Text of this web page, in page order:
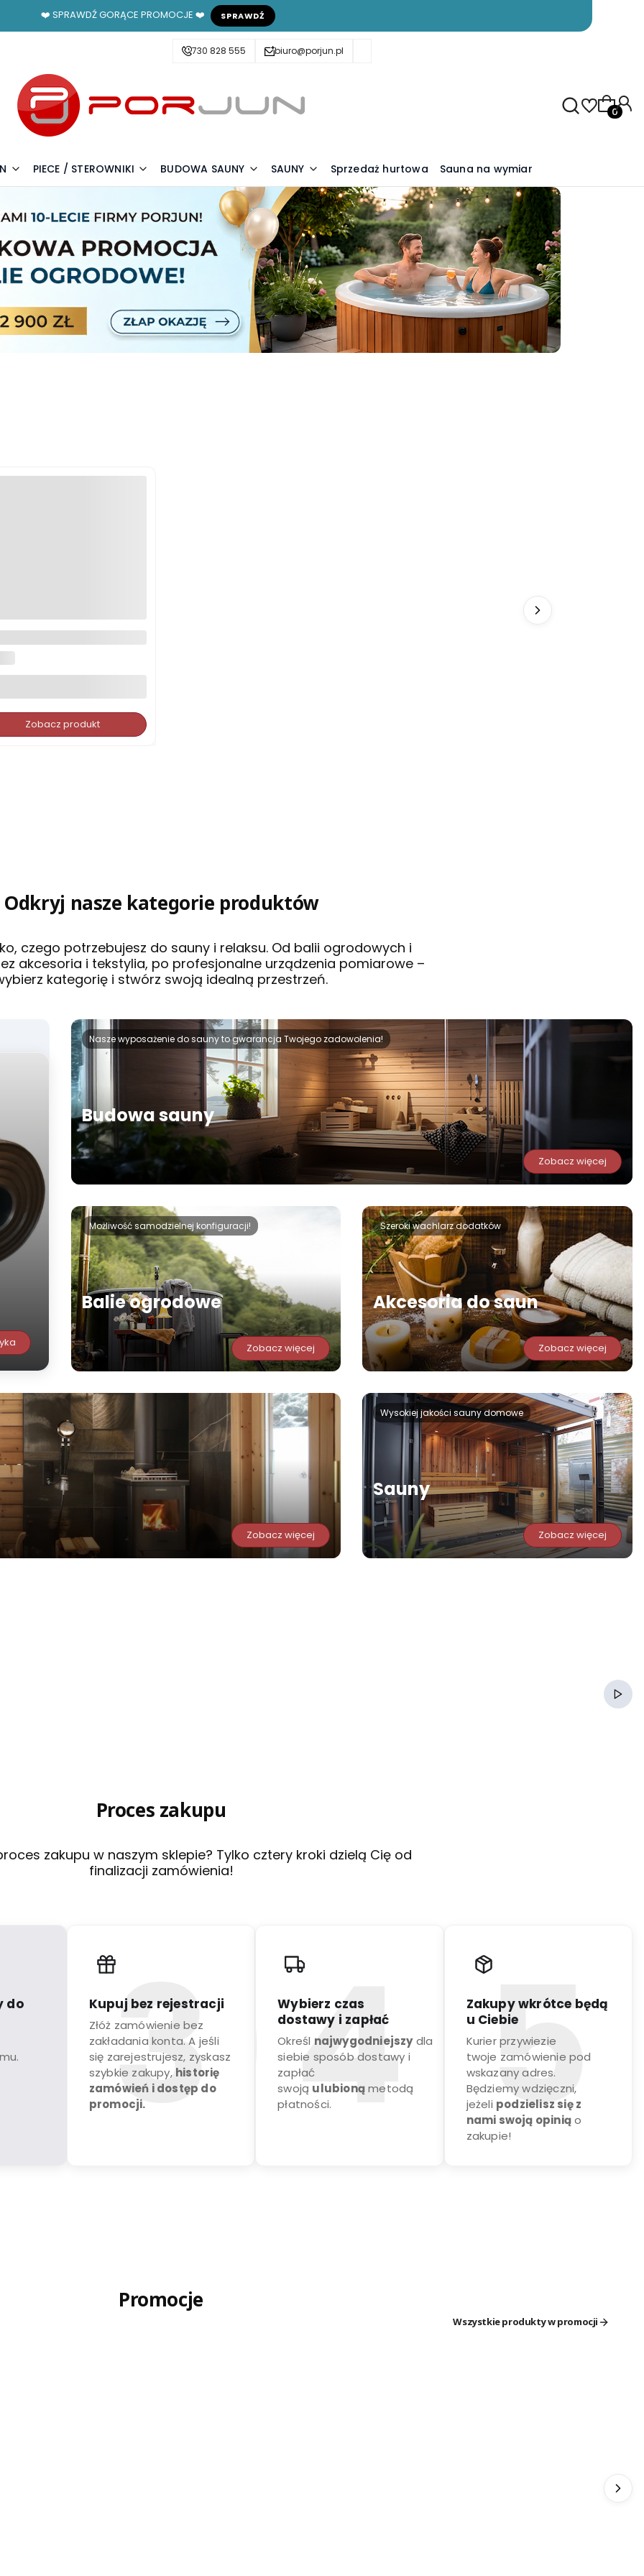
❤️ SPRAWDŹ GORĄCE PROMOCJE ❤️ SPRAWDŹ
730 828 555 biuro@porjun.pl
PIECE / STEROWNIKI BUDOWA SAUNY SAUNY Sprzedaż hurtowa Sauna na wymiar
typ 5 dowolny wymiar
Zobacz produkt
Odkryj nasze kategorie produktów
czego potrzebujesz do sauny i relaksu. Od balii ogrodowych i
akcesoria i tekstylia, po profesjonalne urządzenia pomiarowe –
kategorię i stwórz swoją idealną przestrzeń.
Budowa sauny
Nasze wyposażenie do sauny to gwarancja Twojego zadowolenia!
Zobacz więcej
Balie ogrodowe
Możliwość samodzielnej konfiguracji!
Zobacz więcej
Akcesoria do saun
Szeroki wachlarz dodatków
Zobacz więcej
Zobacz więcej
Sauny
Wysokiej jakości sauny domowe
Zobacz więcej
Proces zakupu
zakupu w naszym sklepie? Tylko cztery kroki dzielą Cię od
finalizacji zamówienia!
do
Kupuj bez rejestracji
Złóż zamówienie bez
zakładania konta. A jeśli
się zarejestrujesz, zyskasz
szybkie zakupy, historię
zamówień i dostęp do
promocji.
Wybierz czas
dostawy i zapłać
Określ najwygodniejszydla
siebie sposób dostawy i
zapłać
swoją ulubionąmetodą
płatności.
Zakupy wkrótce będą
u Ciebie
Kurier przywiezie
twoje zamówienie pod
wskazany adres.
Będziemy wdzięczni,
jeżeli podzielisz się z
nami swoją opiniąo
zakupie!
Promocje
Wszystkie produkty w promocji